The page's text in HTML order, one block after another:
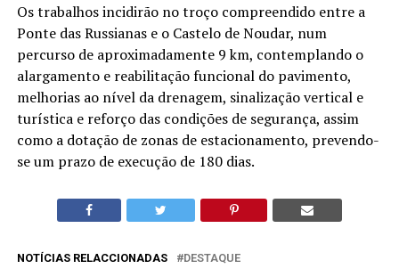
Os trabalhos incidirão no troço compreendido entre a
Ponte das Russianas e o Castelo de Noudar, num
percurso de aproximadamente 9 km, contemplando o
alargamento e reabilitação funcional do pavimento,
melhorias ao nível da drenagem, sinalização vertical e
turística e reforço das condições de segurança, assim
como a dotação de zonas de estacionamento, prevendo-
se um prazo de execução de 180 dias.
NOTÍCIAS RELACCIONADAS DESTAQUE